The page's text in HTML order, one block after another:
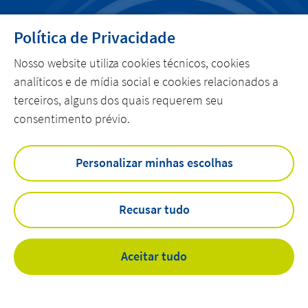
Carreira
Contato
linkedin
MENU
POLÍTICA DE PRIVACIDADE
linkedinyoutube
Home
Atividades
Atuação
Notícias
Canal de Denúncias
Ética
©Actemium - Razão Social: Sisnergy - Soluções e Sistemas Integrados
Política de Privacidade
Nosso website utiliza cookies técnicos, cookies
analíticos e de mídia social e cookies relacionados a
terceiros, alguns dos quais requerem seu
consentimento prévio.
Personalizar minhas escolhas
Recusar tudo
Aceitar tudo